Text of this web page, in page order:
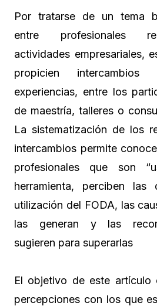
Por tratarse de un tema
entre profesionales
actividades empresariales,
propicien
experiencias, entre los
de maestría, talleres o
La sistematización de los
intercambios permite
profesionales que son
herramienta, perciben las
utilización del FODA, las
las generan y las
sugieren para superarlas
El objetivo de este artículo
percepciones con los que